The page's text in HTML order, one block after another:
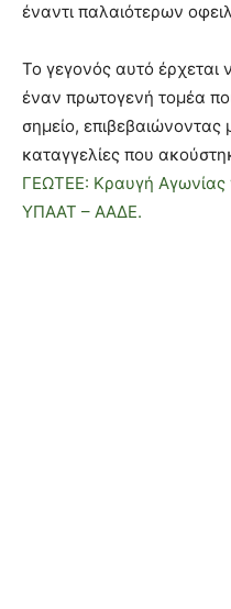
έναντι παλαιότερων
Το γεγονός αυτό έρχεται
έναν πρωτογενή τομέα
σημείο, επιβεβαιώνοντας
καταγγελίες που
ΓΕΩΤΕΕ: Κραυγή Αγωνίας
ΥΠΑΑΤ – ΑΑΔΕ.